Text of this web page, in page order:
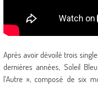
Après avoir dévoilé trois
dernières années, Soleil
l’Autre », composé de six